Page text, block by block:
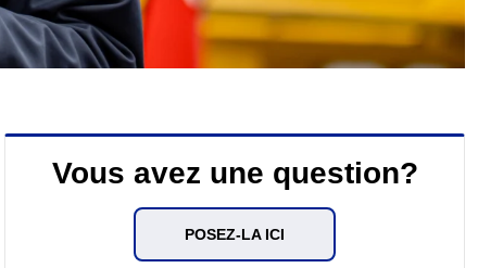
Vous avez une question?
POSEZ-LA ICI